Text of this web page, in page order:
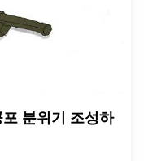
분위기 조성하